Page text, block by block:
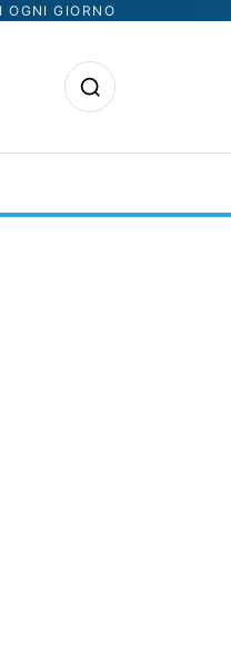
OGNI GIORNO
Apri la ricerca